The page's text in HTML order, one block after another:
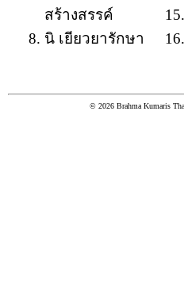
สร้างสรรค์
นิ เยียวยารักษา
© 2026 Brahma Kumaris